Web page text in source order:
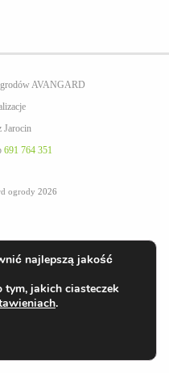
AVANGARD
Jarocin
691 764 351
ogrody 2026
najlepszą jakość
tym, jakich ciasteczek
.